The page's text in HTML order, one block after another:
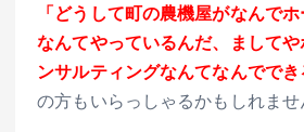
「どうして町の農機屋がなんで
なんてやっているんだ、まして
ンサルティングなんてなんででき
の方もいらっしゃるかもしれませ